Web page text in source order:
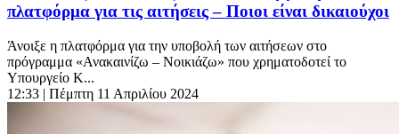
πλατφόρμα για τις αιτήσεις – Ποιοι είναι δικαιούχοι
Άνοιξε η πλατφόρμα για την υποβολή των αιτήσεων στο
πρόγραμμα «Ανακαινίζω – Νοικιάζω» που χρηματοδοτεί το
Υπουργείο Κ...
12:33 | Πέμπτη 11 Απριλίου 2024